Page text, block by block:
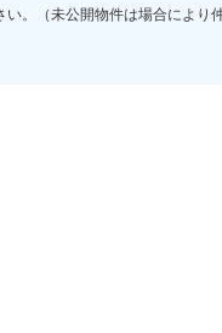
。（未公開物件は場合により